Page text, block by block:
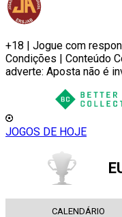
+18 | Jogue com
Condições | Conteúdo
adverte: Aposta não é
JOGOS DE HOJE
CALENDÁRIO